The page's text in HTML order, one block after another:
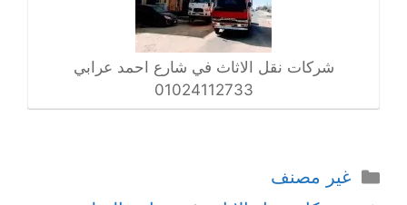
شركات نقل الاثاث في شارع احمد عرابي
01024112733
التصنيفات
غير مصنف